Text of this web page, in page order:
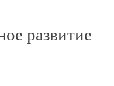
развитие